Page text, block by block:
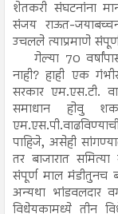
शेतकरी संघटनांना
संजय राऊत-
उचलले त्याप्रमाणे
गेल्या 70
नाही? हाही एक
सरकार एम.एस.टी.
समाधान होवु
पाहिजे, असेही
तर बाजारात
संपूर्ण माल मंडीतुनच
अन्यथा भांडवलदार